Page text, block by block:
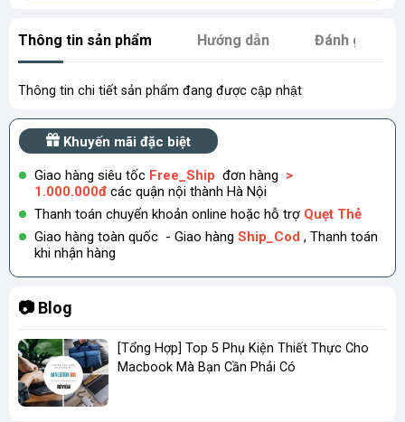
Thông tin sản phẩm Hướng dẫn Đánh giá
Thông tin chi tiết sản phẩm đang được cập nhật
Khuyến mãi đặc biệt
Giao hàng siêu tốc Free_Ship đơn hàng >
1.000.000đ các quận nội thành Hà Nội
Thanh toán chuyển khoản online hoặc hỗ trợ Quẹt Thẻ
Giao hàng toàn quốc - Giao hàng Ship_Cod , Thanh toán
khi nhận hàng
📷 Blog
[Tổng Hợp] Top 5 Phụ Kiện Thiết Thực Cho
Macbook Mà Bạn Cần Phải Có